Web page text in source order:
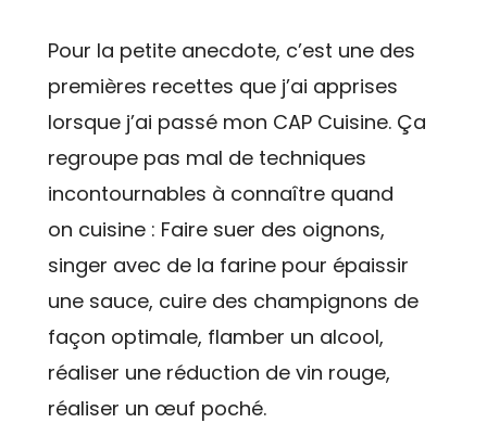
Pour la petite anecdote, c’est une des
premières recettes que j’ai apprises
lorsque j’ai passé mon CAP Cuisine. Ça
regroupe pas mal de techniques
incontournables à connaître quand
on cuisine : Faire suer des oignons,
singer avec de la farine pour épaissir
une sauce, cuire des champignons de
façon optimale, flamber un alcool,
réaliser une réduction de vin rouge,
réaliser un œuf poché.